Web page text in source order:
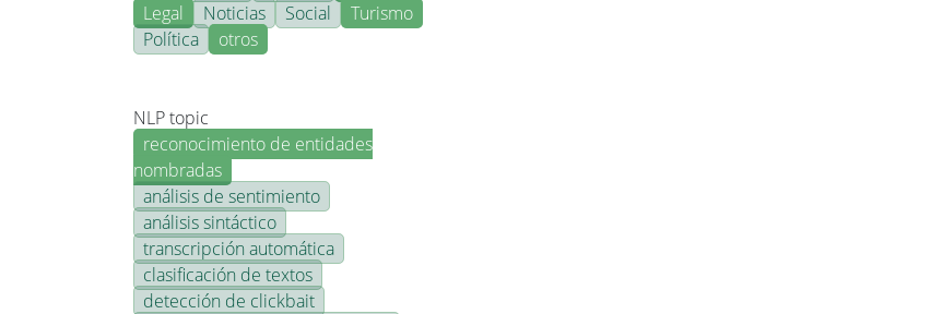
Legal
Noticias Social
Turismo
Política
otros
NLP topic
reconocimiento de entidades
nombradas
análisis de sentimiento
análisis sintáctico
transcripción automática
clasificación de textos
detección de clickbait